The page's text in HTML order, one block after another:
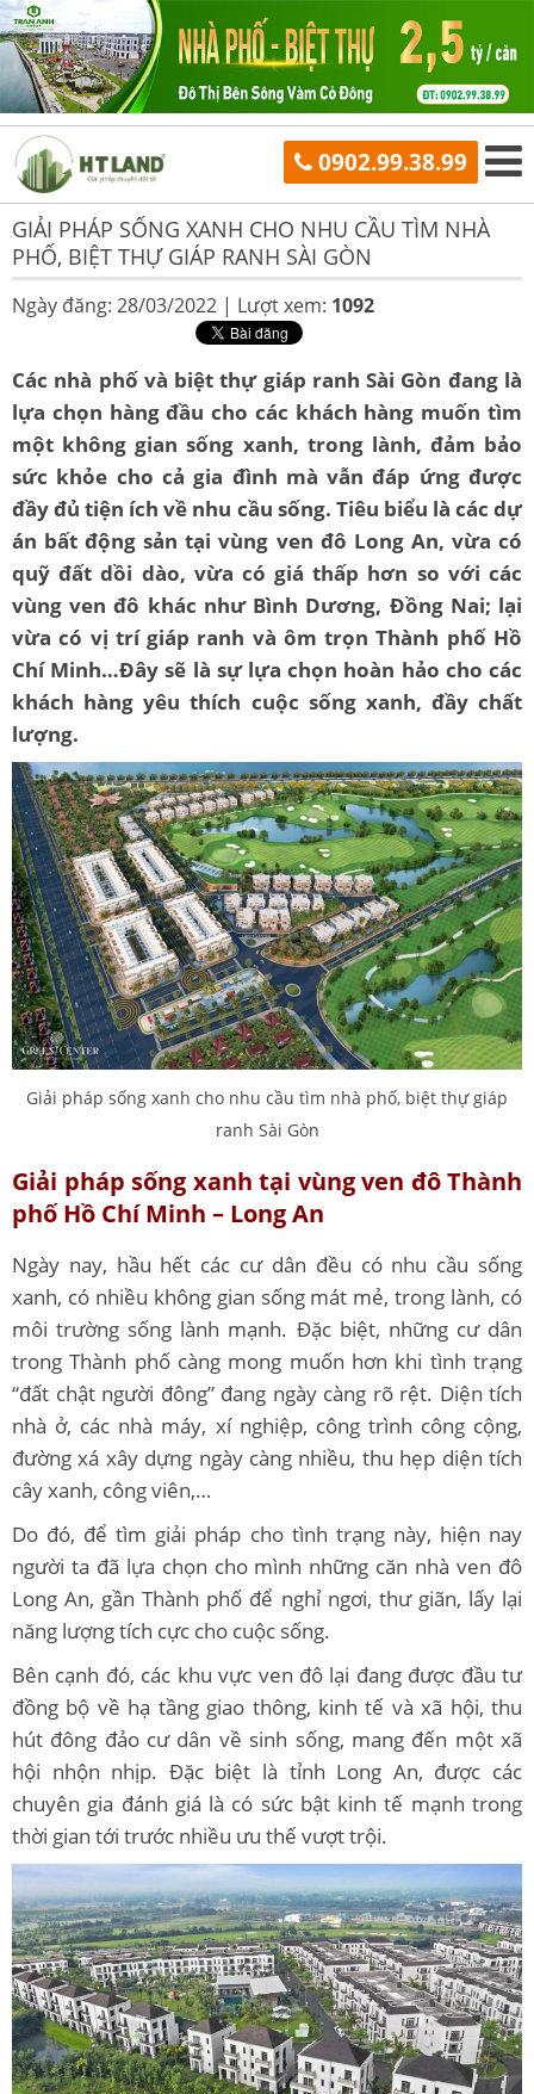
0902.99.38.99
GIẢI PHÁP SỐNG XANH CHO NHU CẦU TÌM NHÀ
PHỐ, BIỆT THỰ GIÁP RANH SÀI GÒN
Ngày đăng: 28/03/2022 | Lượt xem: 1092
Các nhà phố và biệt thự giáp ranh Sài Gòn đang là
lựa chọn hàng đầu cho các khách hàng muốn tìm
một không gian sống xanh, trong lành, đảm bảo
sức khỏe cho cả gia đình mà vẫn đáp ứng được
đầy đủ tiện ích về nhu cầu sống. Tiêu biểu là các dự
án bất động sản tại vùng ven đô Long An, vừa có
quỹ đất dồi dào, vừa có giá thấp hơn so với các
vùng ven đô khác như Bình Dương, Đồng Nai; lại
vừa có vị trí giáp ranh và ôm trọn Thành phố Hồ
Chí Minh…Đây sẽ là sự lựa chọn hoàn hảo cho các
khách hàng yêu thích cuộc sống xanh, đầy chất
lượng.
Giải pháp sống xanh cho nhu cầu tìm nhà phố, biệt thự giáp
ranh Sài Gòn
Giải pháp sống xanh tại vùng ven đô Thành
phố Hồ Chí Minh – Long An
Ngày nay, hầu hết các cư dân đều có nhu cầu sống
xanh, có nhiều không gian sống mát mẻ, trong lành, có
môi trường sống lành mạnh. Đặc biệt, những cư dân
trong Thành phố càng mong muốn hơn khi tình trạng
“đất chật người đông” đang ngày càng rõ rệt. Diện tích
nhà ở, các nhà máy, xí nghiệp, công trình công cộng,
đường xá xây dựng ngày càng nhiều, thu hẹp diện tích
cây xanh, công viên,…
Do đó, để tìm giải pháp cho tình trạng này, hiện nay
người ta đã lựa chọn cho mình những căn nhà ven đô
Long An, gần Thành phố để nghỉ ngơi, thư giãn, lấy lại
năng lượng tích cực cho cuộc sống.
Bên cạnh đó, các khu vực ven đô lại đang được đầu tư
đồng bộ về hạ tầng giao thông, kinh tế và xã hội, thu
hút đông đảo cư dân về sinh sống, mang đến một xã
hội nhộn nhịp. Đặc biệt là tỉnh Long An, được các
chuyên gia đánh giá là có sức bật kinh tế mạnh trong
thời gian tới trước nhiều ưu thế vượt trội.